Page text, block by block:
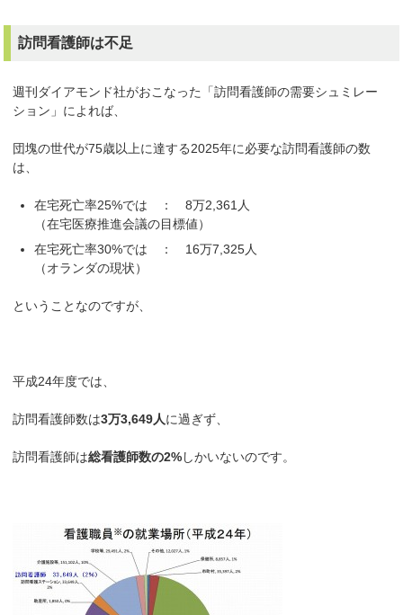
訪問看護師は不足
週刊ダイアモンド社がおこなった「訪問看護師の需要シュミレー
ション」によれば、
団塊の世代が75歳以上に達する2025年に必要な訪問看護師の数
は、
在宅死亡率25%では ： 8万2,361人
（在宅医療推進会議の目標値）
在宅死亡率30%では ： 16万7,325人
（オランダの現状）
ということなのですが、
平成24年度では、
訪問看護師数は3万3,649人に過ぎず、
訪問看護師は総看護師数の2%しかいないのです。